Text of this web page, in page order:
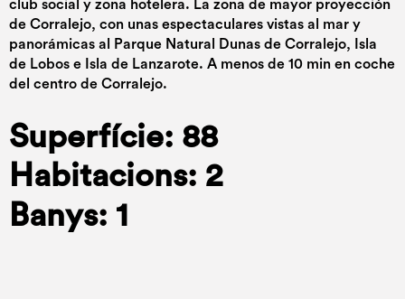
club social y zona hotelera. La zona de mayor proyección
de Corralejo, con unas espectaculares vistas al mar y
panorámicas al Parque Natural Dunas de Corralejo, Isla
de Lobos e Isla de Lanzarote. A menos de 10 min en coche
del centro de Corralejo.
Superfície: 88
Habitacions: 2
Banys: 1